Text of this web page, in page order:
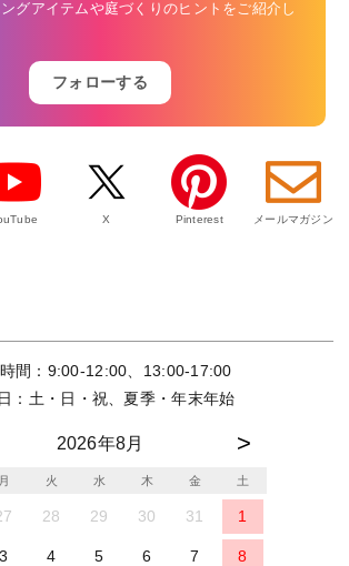
グアイテムや庭づくりのヒントをご紹介し
フォローする
X Pinterest メールマガジン
間：9:00-12:00、13:00-17:00
：土・日・祝、夏季・年末年始
2026年8月
月 火 水 木 金 土
28 29 30 31 1
3 4 5 6 7 8